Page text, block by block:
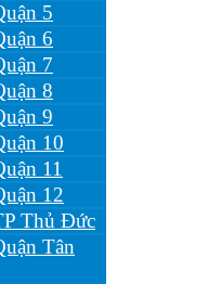
5
6
7
8
9
10
11
12
Thủ Đức
Tân